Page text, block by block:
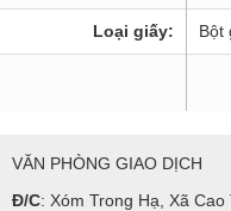
Loại giấy: Bột
VĂN PHÒNG GIAO DỊCH
Đ/C: Xóm Trong Hạ, Xã